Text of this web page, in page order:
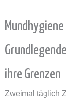
ihre Grenzen
Zweimal täglich